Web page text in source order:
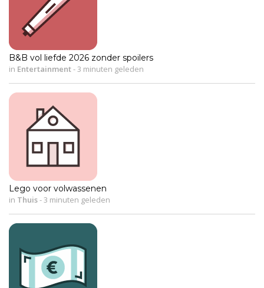
B&B vol liefde 2026 zonder spoilers
in Entertainment-3 minuten geleden
Lego voor volwassenen
in Thuis-3 minuten geleden